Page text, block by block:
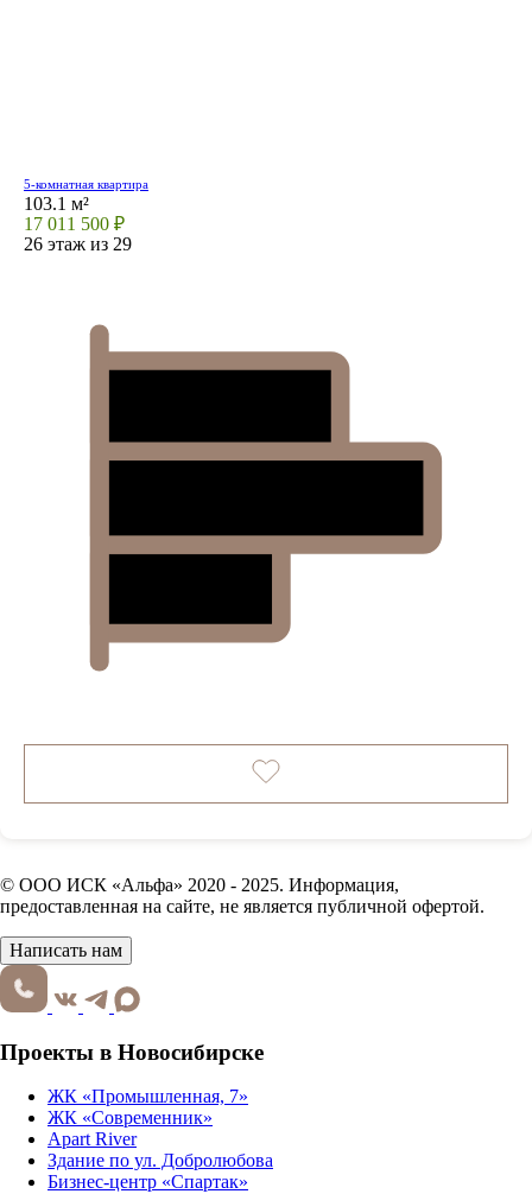
5-комнатная квартира
103.1 м²
17 011 500 ₽
26 этаж из 29
© ООО ИСК «Альфа» 2020 - 2025. Информация,
предоставленная на сайте, не является публичной офертой.
Написать нам
Проекты в Новосибирске
ЖК «Промышленная, 7»
ЖК «Современник»
Apart River
Здание по ул. Добролюбова
Бизнес-центр «Спартак»